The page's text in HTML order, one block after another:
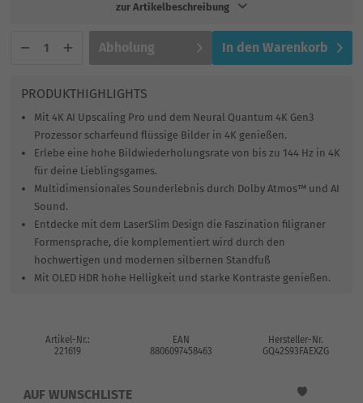
PRODUKTHIGHLIGHTS
Mit 4K AI Upscaling Pro und dem Neural Quantum 4K Gen3
Prozessor scharfeund flüssige Bilder in 4K genießen.
Erlebe eine hohe Bildwiederholungsrate von bis zu 144 Hz in 4K
für deine Lieblingsgames.
Multidimensionales Sounderlebnis durch Dolby Atmos™ und AI
Sound.
Entdecke mit dem LaserSlim Design die Faszination filigraner
Formensprache, die komplementiert wird durch den
hochwertigen und modernen silbernen Standfuß
Mit OLED HDR hohe Helligkeit und starke Kontraste genießen.
zur Artikelbeschreibung
AUF WUNSCHLISTE
In den Warenkorb
Abholung
Artikel-Nr.:
221619
EAN
8806097458463
Hersteller-Nr.
GQ42S93FAEXZG